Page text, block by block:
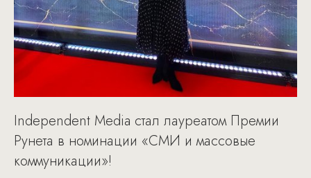
Independent Media стал лауреатом Премии
Рунета в номинации «СМИ и массовые
коммуникации»!